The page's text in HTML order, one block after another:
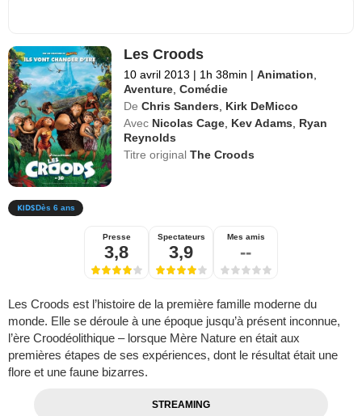
Les Croods
10 avril 2013 | 1h 38min | Animation
Aventure ,Comédie
De Chris Sanders
Kirk DeMicco
Avec Nicolas Cage Kev Adams
Ryan
Reynolds
Titre originalThe Croods
Dès 6 ans
Presse
3,8
Spectateurs
3,9
Mes amis
--
Les Croods est l’histoire de la première famille moderne du
monde. Elle se déroule à une époque jusqu’à présent inconnue,
l’ère Croodéolithique – lorsque Mère Nature en était aux
premières étapes de ses expériences, dont le résultat était une
flore et une faune bizarres.
STREAMING